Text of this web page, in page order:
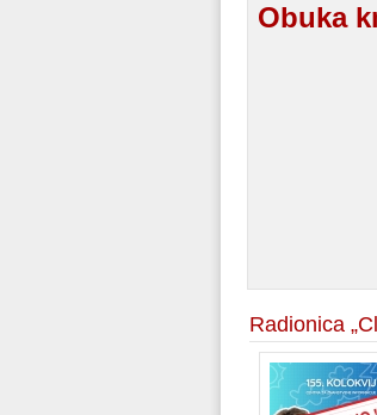
Obuka
Radionica